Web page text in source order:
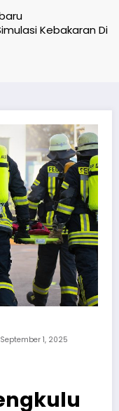
Kebakaran Di
September 1, 2025